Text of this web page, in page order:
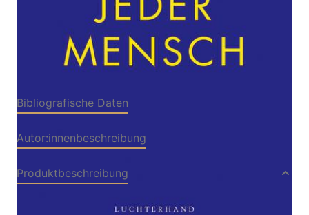
ISBN: 978-3-630-
87671-9
Leseprobe_Schirach_Jeder_Mensch
Bibliografische Daten
Autor:innenbeschreibung
Produktbeschreibung
Jeder Mensch hat das Recht …